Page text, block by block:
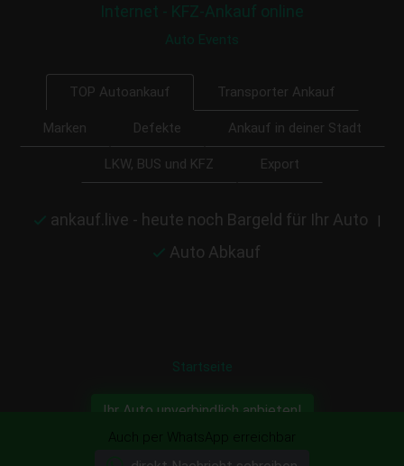
Internet - KFZ-Ankauf online
Auto Events
TOP Autoankauf Transporter Ankauf
Marken Defekte Ankauf in deiner Stadt
LKW, BUS und KFZ Export
ankauf.live - heute noch Bargeld für Ihr Auto |
Auto Abkauf
Startseite
Ihr Auto unverbindlich anbieten!
Auch per WhatsApp erreichbar